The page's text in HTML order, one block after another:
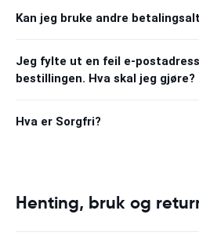
Kan jeg bruke andre
Jeg fylte ut en feil e-
bestillingen. Hva skal jeg gjøre?
Hva er Sorgfri?
Henting, bruk og